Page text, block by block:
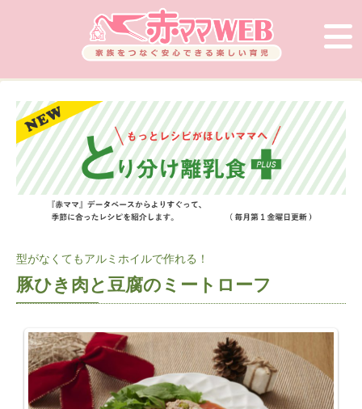
型がなくてもアルミホイルで作れる！
豚ひき肉と豆腐のミートローフ